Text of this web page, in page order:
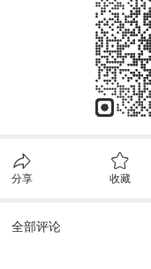
分享 收藏
全部评论